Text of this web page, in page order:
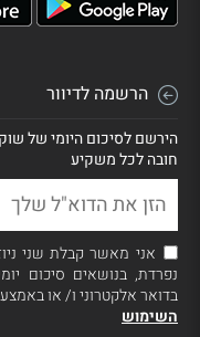
הרשמה לדיוור
הירשם לסיכום היומי של
חובה לכל משקיע
אני מאשר קבלת שני
נפרדת, בנושאים סיכום
בדואר אלקטרוני ו/ או
השימוש